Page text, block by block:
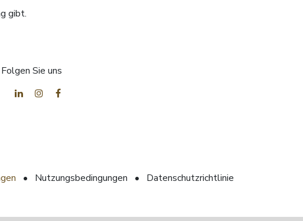
gibt.
Folgen Sie uns
• Nutzungsbedingungen • Datenschutzrichtlinie